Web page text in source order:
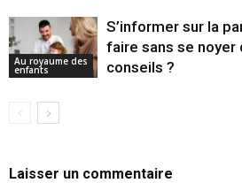
Au royaume des
enfants
S’informer sur la
faire sans se noyer
conseils ?
Laisser un commentaire